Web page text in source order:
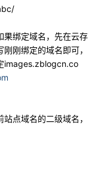
果绑定域名，先在云存
刚绑定的域名即可，
images.zblogcn.co
点域名的二级域名，